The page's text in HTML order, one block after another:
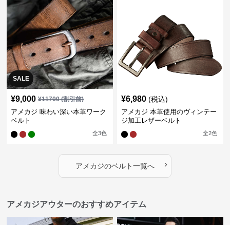
SALE
¥9,000 ¥11700(割引前)
アメカジ 味わい深い本革ワーク
ベルト
全3色
¥6,980 (税込)
アメカジ 本革使用のヴィンテー
ジ加工レザーベルト
全2色
アメカジのベルト一覧へ ›
アメカジアウターのおすすめアイテム